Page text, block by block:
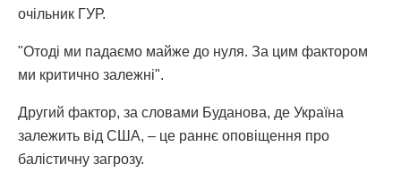
очільник ГУР.
"Отоді ми падаємо майже до нуля. За цим фактором
ми критично залежні".
Другий фактор, за словами Буданова, де Україна
залежить від США, – це раннє оповіщення про
балістичну загрозу.